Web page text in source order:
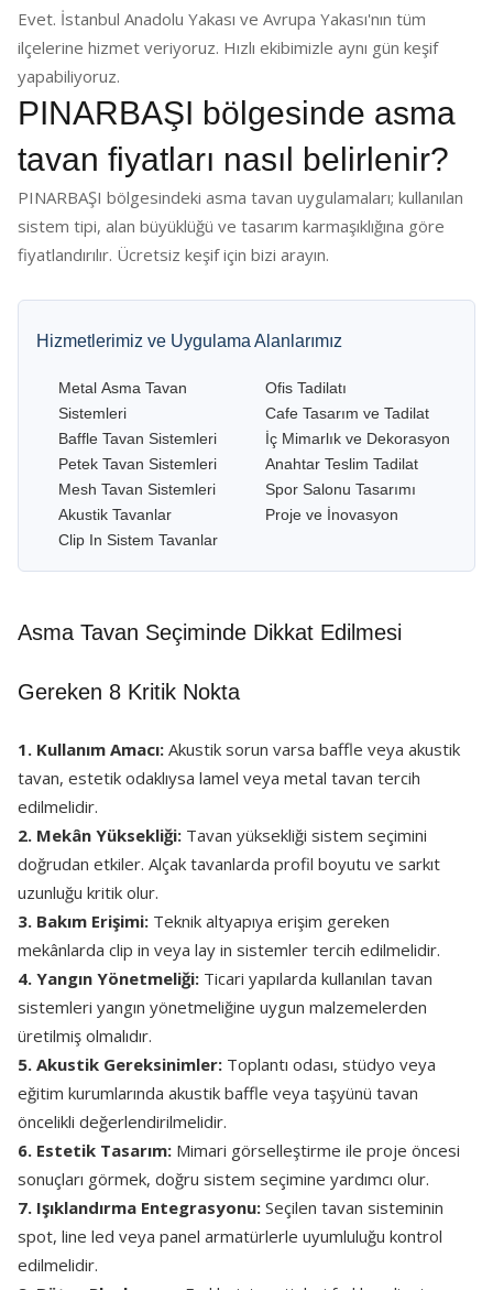
Evet. İstanbul Anadolu Yakası ve Avrupa Yakası'nın tüm
ilçelerine hizmet veriyoruz. Hızlı ekibimizle aynı gün keşif
yapabiliyoruz.
PINARBAŞI bölgesinde asma
tavan fiyatları nasıl belirlenir?
PINARBAŞI bölgesindeki asma tavan uygulamaları; kullanılan
sistem tipi, alan büyüklüğü ve tasarım karmaşıklığına göre
fiyatlandırılır. Ücretsiz keşif için bizi arayın.
Hizmetlerimiz ve Uygulama Alanlarımız
Metal Asma Tavan
Sistemleri
Baffle Tavan Sistemleri
Petek Tavan Sistemleri
Mesh Tavan Sistemleri
Akustik Tavanlar
Clip In Sistem Tavanlar
Ofis Tadilatı
Cafe Tasarım ve Tadilat
İç Mimarlık ve Dekorasyon
Anahtar Teslim Tadilat
Spor Salonu Tasarımı
Proje ve İnovasyon
Asma Tavan Seçiminde Dikkat Edilmesi
Gereken 8 Kritik Nokta
1. Kullanım Amacı: Akustik sorun varsa baffle veya akustik
tavan, estetik odaklıysa lamel veya metal tavan tercih
edilmelidir.
2. Mekân Yüksekliği: Tavan yüksekliği sistem seçimini
doğrudan etkiler. Alçak tavanlarda profil boyutu ve sarkıt
uzunluğu kritik olur.
3. Bakım Erişimi: Teknik altyapıya erişim gereken
mekânlarda clip in veya lay in sistemler tercih edilmelidir.
4. Yangın Yönetmeliği: Ticari yapılarda kullanılan tavan
sistemleri yangın yönetmeliğine uygun malzemelerden
üretilmiş olmalıdır.
5. Akustik Gereksinimler: Toplantı odası, stüdyo veya
eğitim kurumlarında akustik baffle veya taşyünü tavan
öncelikli değerlendirilmelidir.
6. Estetik Tasarım: Mimari görselleştirme ile proje öncesi
sonuçları görmek, doğru sistem seçimine yardımcı olur.
7. Işıklandırma Entegrasyonu: Seçilen tavan sisteminin
spot, line led veya panel armatürlerle uyumluluğu kontrol
edilmelidir.